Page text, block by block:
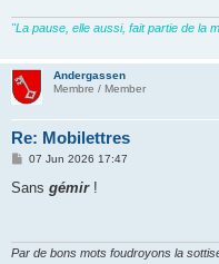
"La pause, elle aussi, fait partie de la
Andergassen
Membre / Member
Re: Mobilettres
P
s
07 Jun 2026 17:47
Sans gémir !
Par de bons mots foudroyons la